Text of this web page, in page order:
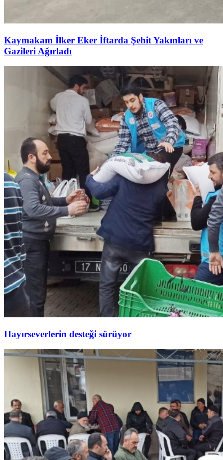
Kaymakam İlker Eker İftarda Şehit Yakınları ve
Gazileri Ağırladı
Hayırseverlerin desteği sürüyor